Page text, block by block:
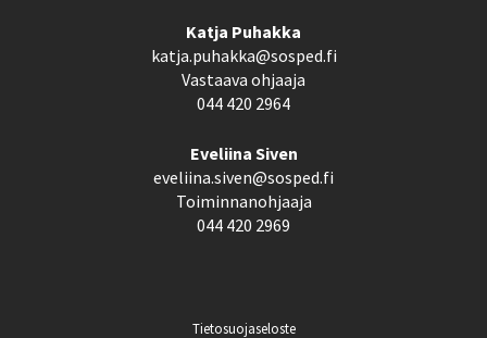
Katja Puhakka
katja.puhakka@sosped.fi
Vastaava ohjaaja
044 420 2964
Eveliina Siven
eveliina.siven@sosped.fi
Toiminnanohjaaja
044 420 2969
Tietosuojaseloste